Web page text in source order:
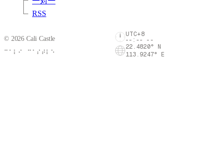
RSS
© 2026 Cali Castle
⠉⠁⠇⠊⠀⠉⠁⠎⠞⠇⠑
UTC+8
--:-- --
22.4820° N
113.9247° E